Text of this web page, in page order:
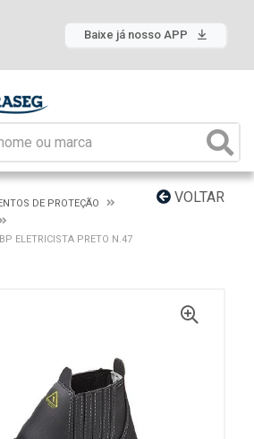
Baixe já nosso APP
VOLTAR
DE PROTEÇÃO
ELETRICISTA PRETO N.47